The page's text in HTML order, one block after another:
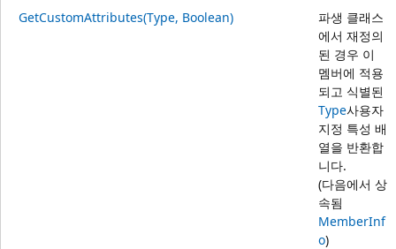
GetCustomAttributes(Type, Boolean)
파생 클래스
에서 재정의
된 경우 이
멤버에 적용
되고 식별된
Type사용자
지정 특성 배
열을 반환합
니다.
(다음에서 상
속됨
MemberInf
o)